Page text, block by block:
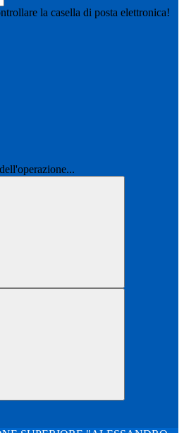
la casella di posta elettronica!